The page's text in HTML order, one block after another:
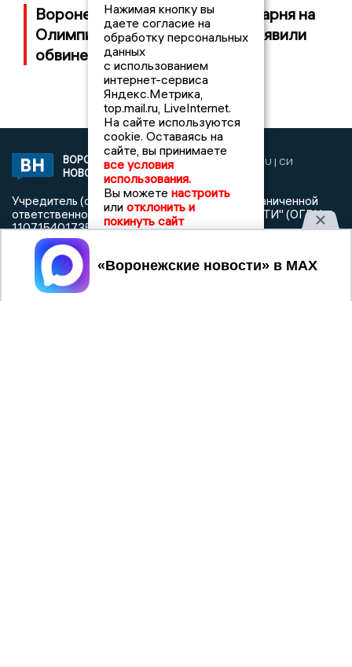
Воронежцу, убившему ножом парня на
Олимпийском бульваре, предъявили
обвинение
ВОРОНЕЖСКИЕ
НОВОСТИ
2019 © VORONEZHNEWS.RU | СИ
«Воронежские новости»
Учредитель (соучредители): Общество с ограниченной
ответственностью "РЕГИОНАЛЬНЫЕ НОВОСТИ" (ОГРН
1107154017354)
Главный редактор: Пирогов А.А.
Телефон редакции: +7 (473) 262 77 92
Электронная почта редакции:
Нажимая кнопку вы
даете согласие на
обработку персональных
данных
с использованием
интернет-сервиса
Яндекс.Метрика,
top.mail.ru, LiveInternet.
На сайте используются
cookie. Оставаясь на
сайте, вы принимаете
все условия
использования.
Вы можете настроить
или отклонить и
покинуть сайт
Принять